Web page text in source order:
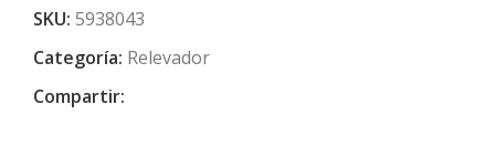
SKU: 5938043
Categoría: Relevador
Compartir: